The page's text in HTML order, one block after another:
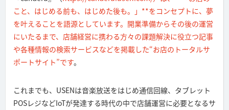
こと、はじめる前も、はじめた後も。」**をコンセプトに、夢
を叶えることを語源としています。開業準備からその後の運営
にいたるまで、店舗経営に携わる方々の課題解決に役立つ記事
や各種情報の検索サービスなどを掲載した“お店のトータルサ
ポートサイト”です。
これまでも、USENは音楽放送をはじめ通信回線、タブレット
POSレジなどIoTが発達する時代の中で店舗運営に必要となるサ